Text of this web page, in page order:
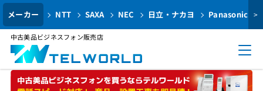
メーカー NTT SAXA NEC 日立・ナカヨ Panasonic >
中古美品ビジネスフォン販売店